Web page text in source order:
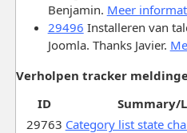
Benjamin. Meer
29496 Installeren van
Joomla. Thanks Javier.
Verholpen tracker
ID
Summary/
29763 Category list state